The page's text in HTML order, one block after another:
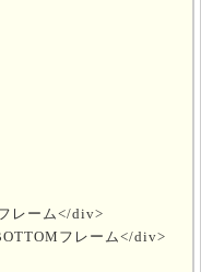
レーム</div>
フレーム</div>